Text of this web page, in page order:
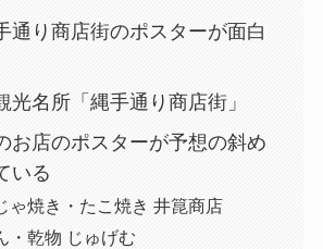
通り商店街のポスターが面白
光名所「縄手通り商店街」
お店のポスターが予想の斜め
いる
ゃ焼き・たこ焼き 井箟商店
・乾物 じゅげむ